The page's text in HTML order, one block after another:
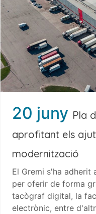
20 juny Pla
aprofitant els
modernització
El Gremi s'ha adherit
per oferir de forma
tacògraf digital, la
electrònic, entre